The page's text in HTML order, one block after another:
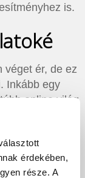
érdekében,
része. A
is.
véget ér, de ez
Inkább egy
online világ